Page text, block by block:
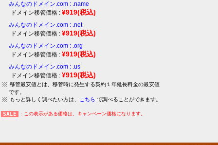
みんなのドメイン.com : .name
ドメイン移管価格 : ¥919(税込)
みんなのドメイン.com : .net
ドメイン移管価格 : ¥919(税込)
みんなのドメイン.com : .org
ドメイン移管価格 : ¥919(税込)
みんなのドメイン.com : .us
ドメイン移管価格 : ¥919(税込)
移管最安値とは、移管時に発生する契約１年延長料金の最安値
です。
もっと詳しく調べたい方は、
こちら で調べることができます。
: この表示がある価格は、キャンペーン価格になります。